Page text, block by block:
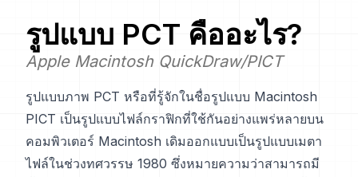
รูปแบบ PCT คืออะไร?
Apple Macintosh QuickDraw/PICT
รูปแบบภาพ PCT หรือที่รู้จักในชื่อรูปแบบ Macintosh
PICT เป็นรูปแบบไฟล์กราฟิกที่ใช้กันอย่างแพร่หลายบน
คอมพิวเตอร์ Macintosh เดิมออกแบบเป็นรูปแบบเมตา
ไฟล์ในช่วงทศวรรษ 1980 ซึ่งหมายความว่าสามารถมี